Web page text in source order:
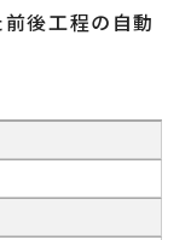
後工程の自動